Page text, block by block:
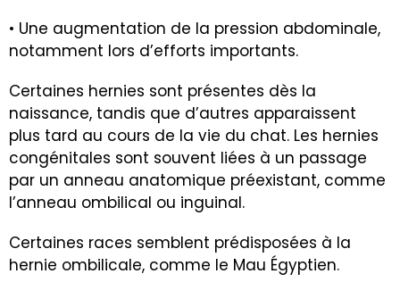
• Une augmentation de la pression abdominale,
notamment lors d’efforts importants.
Certaines hernies sont présentes dès la
naissance, tandis que d’autres apparaissent
plus tard au cours de la vie du chat. Les hernies
congénitales sont souvent liées à un passage
par un anneau anatomique préexistant, comme
l’anneau ombilical ou inguinal.
Certaines races semblent prédisposées à la
hernie ombilicale, comme le Mau Égyptien.